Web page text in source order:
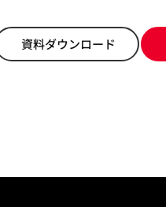
資料ダウンロード